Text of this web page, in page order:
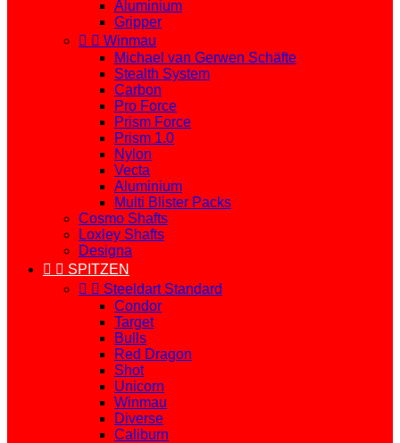
Aluminium
Gripper
  Winmau
Michael van Gerwen Schäfte
Stealth System
Carbon
Pro Force
Prism Force
Prism 1.0
Nylon
Vecta
Aluminium
Multi Blister Packs
Cosmo Shafts
Loxley Shafts
Designa
  SPITZEN
  Steeldart Standard
Condor
Target
Bulls
Red Dragon
Shot
Unicorn
Winmau
Diverse
Caliburn